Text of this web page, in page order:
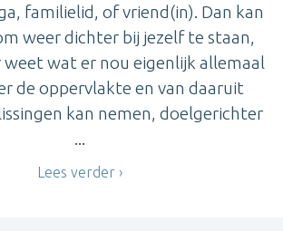
familielid, of vriend(in). Dan kan
weer dichter bij jezelf te staan,
wat er nou eigenlijk allemaal
de oppervlakte en van daaruit
kan nemen, doelgerichter
...
Lees verder